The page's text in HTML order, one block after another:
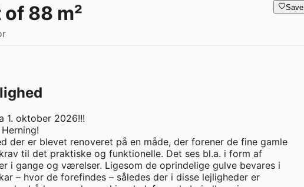
88 m² Save
1. oktober 2026!!!
er blevet renoveret på en måde, der forener de fine gamle
til det praktiske og funktionelle. Det ses bl.a. i form af
i gange og værelser. Ligesom de oprindelige gulve bevares i
– hvor de forefindes – således der i disse lejligheder er